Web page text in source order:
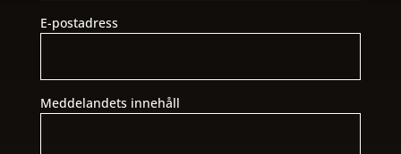
E-postadress
Meddelandets innehåll